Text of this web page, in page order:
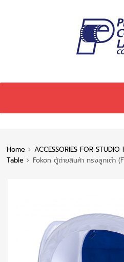
content
Home ACCESSORIES FOR STUDIO
Table
Fokon ตู้ถ่ายสินค้า ทรงลูกเต๋า